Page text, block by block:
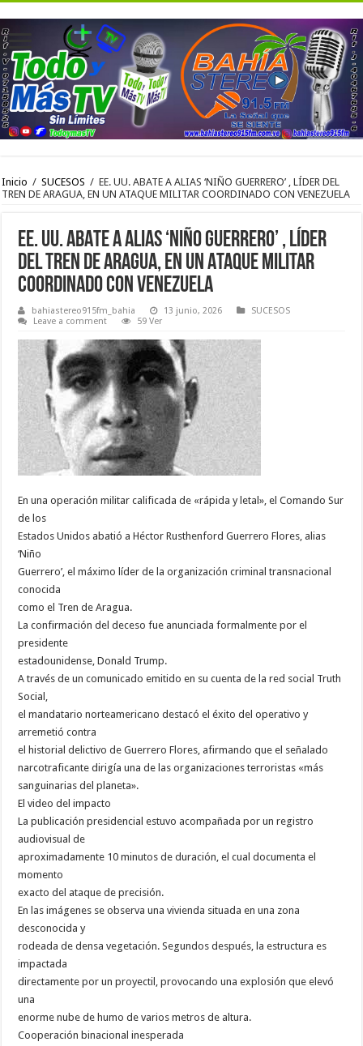
Inicio / SUCESOS / EE. UU. ABATE A ALIAS ‘NIÑO GUERRERO’ , LÍDER DEL
TREN DE ARAGUA, EN UN ATAQUE MILITAR COORDINADO CON VENEZUELA
EE. UU. ABATE A ALIAS ‘NIÑO GUERRERO’ , LÍDER
DEL TREN DE ARAGUA, EN UN ATAQUE MILITAR
COORDINADO CON VENEZUELA
bahiastereo915fm_bahia 13 junio, 2026
SUCESOS
Leave a comment
59 Ver
En una operación militar calificada de «rápida y letal», el Comando Sur
de los
Estados Unidos abatió a Héctor Rusthenford Guerrero Flores, alias
‘Niño
Guerrero’, el máximo líder de la organización criminal transnacional
conocida
como el Tren de Aragua.
La confirmación del deceso fue anunciada formalmente por el
presidente
estadounidense, Donald Trump.
A través de un comunicado emitido en su cuenta de la red social Truth
Social,
el mandatario norteamericano destacó el éxito del operativo y
arremetió contra
el historial delictivo de Guerrero Flores, afirmando que el señalado
narcotraficante dirigía una de las organizaciones terroristas «más
sanguinarias del planeta».
El video del impacto
La publicación presidencial estuvo acompañada por un registro
audiovisual de
aproximadamente 10 minutos de duración, el cual documenta el
momento
exacto del ataque de precisión.
En las imágenes se observa una vivienda situada en una zona
desconocida y
rodeada de densa vegetación. Segundos después, la estructura es
impactada
directamente por un proyectil, provocando una explosión que elevó
una
enorme nube de humo de varios metros de altura.
Cooperación binacional inesperada